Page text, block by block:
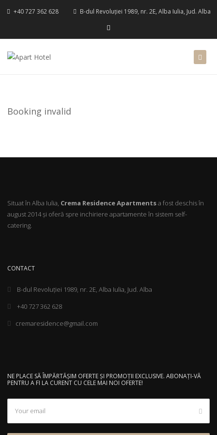
+40 727 362 628 B-dul Revoluției 1989, nr. 2E, Alba Iulia, Jud. Alba
Booking invalid
Situat în Alba Iulia, Crema Residence Apartmentsa fost deschis în
august 2014 şi oferă spre inchiriere apartamente în sistem self-
catering.
CONTACT
B-dul Revoluției 1989, nr. 2E, Alba Iulia, Jud. Alba
+40 727 362 628
cremaresidence@gmail.com
NE PLACE SĂ ÎMPĂRTĂȘIM OFERTE ȘI PROMOȚII EXCLUSIVE. ABONAȚI-VĂ
PENTRU A FI LA CURENT CU CELE MAI NOI OFERTE!